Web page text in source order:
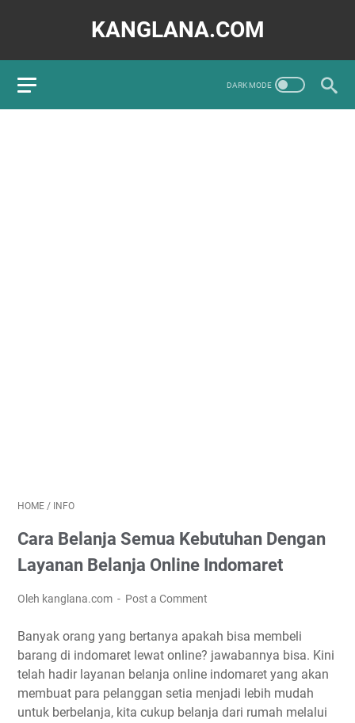
KANGLANA.COM
HOME / INFO
Cara Belanja Semua Kebutuhan Dengan
Layanan Belanja Online Indomaret
Oleh kanglana.com Post a Comment
Banyak orang yang bertanya apakah bisa membeli
barang di indomaret lewat online? jawabannya bisa. Kini
telah hadir layanan belanja online indomaret yang akan
membuat para pelanggan setia menjadi lebih mudah
untuk berbelanja, kita cukup belanja dari rumah melalui